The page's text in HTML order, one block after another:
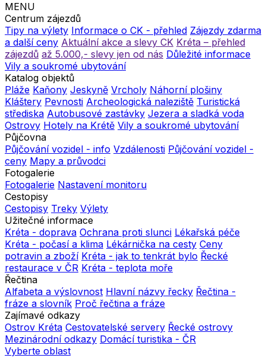
MENU
Centrum zájezdů
Tipy na výlety Informace o CK - přehled Zájezdy zdarma
a další ceny Aktuální akce a slevy CK Kréta – přehled
zájezdů až 5.000,- slevy jen od nás Důležité informace
Vily a soukromé ubytování
Katalog objektů
Pláže Kaňony Jeskyně Vrcholy Náhorní plošiny
Kláštery Pevnosti Archeologická naleziště Turistická
střediska Autobusové zastávky Jezera a sladká voda
Ostrovy Hotely na Krétě Vily a soukromé ubytování
Půjčovna
Půjčování vozidel - info Vzdálenosti Půjčování vozidel -
ceny Mapy a průvodci
Fotogalerie
Fotogalerie Nastavení monitoru
Cestopisy
Cestopisy Treky Výlety
Užitečné informace
Kréta - doprava Ochrana proti slunci Lékařská péče
Kréta - počasí a klima Lékárnička na cesty Ceny
potravin a zboží Kréta - jak to tenkrát bylo Řecké
restaurace v ČR Kréta - teplota moře
Řečtina
Alfabeta a výslovnost Hlavní názvy řecky Řečtina -
fráze a slovník Proč řečtina a fráze
Zajímavé odkazy
Ostrov Kréta Cestovatelské servery Řecké ostrovy
Mezinárodní odkazy Domácí turistika - ČR
Vyberte oblast